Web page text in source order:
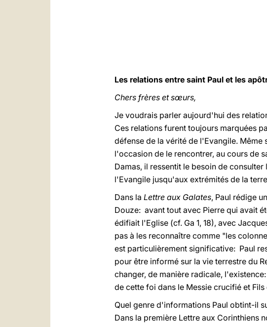
Les relations entre saint Paul et les
Chers frères et sœurs,
Je voudrais parler aujourd'hui des
Ces relations furent toujours marquées
défense de la vérité de l'Evangile.
l'occasion de le rencontrer, au cours de
Damas, il ressentit le besoin de
l'Evangile jusqu'aux extrémités de la
Dans la Lettre aux Galates, Paul rédige
Douze: avant tout avec Pierre qui avait
édifiait l'Eglise (cf. Ga 1, 18), avec
pas à les reconnaître comme "les
est particulièrement significative: Paul
pour être informé sur la vie terrestre du
changer, de manière radicale,
de cette foi dans le Messie crucifié et
Quel genre d'informations Paul obtint-il
Dans la première Lettre aux Corinthiens